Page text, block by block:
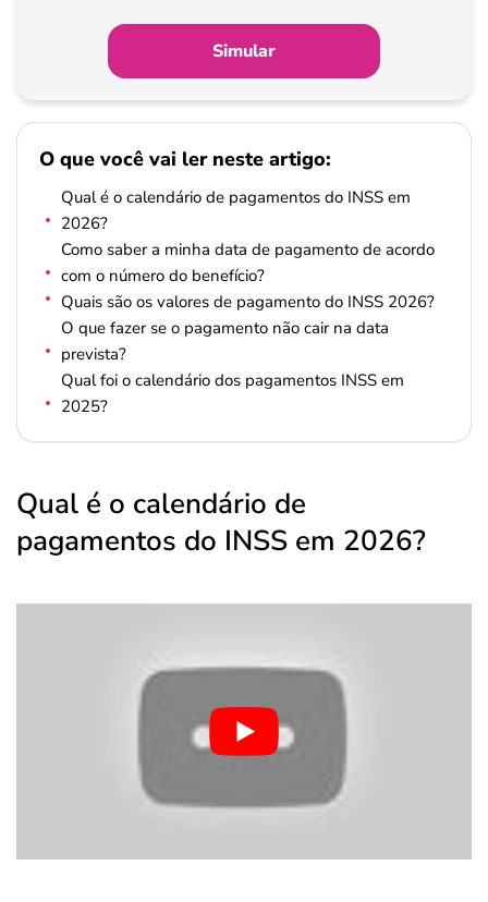
Simular
O que você vai ler neste artigo:
Qual é o calendário de pagamentos do INSS em
2026?
Como saber a minha data de pagamento de acordo
com o número do benefício?
Quais são os valores de pagamento do INSS 2026?
O que fazer se o pagamento não cair na data
prevista?
Qual foi o calendário dos pagamentos INSS em
2025?
Qual é o calendário de
pagamentos do INSS em 2026?